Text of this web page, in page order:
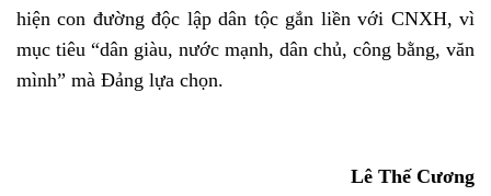
hiện con đường độc lập dân tộc gắn liền với CNXH, vì
mục tiêu “dân giàu, nước mạnh, dân chủ, công bằng, văn
mình” mà Đảng lựa chọn.
Lê Thế Cương